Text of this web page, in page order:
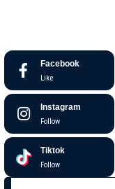
Facebook
Like
Instagram
Follow
Tiktok
Follow